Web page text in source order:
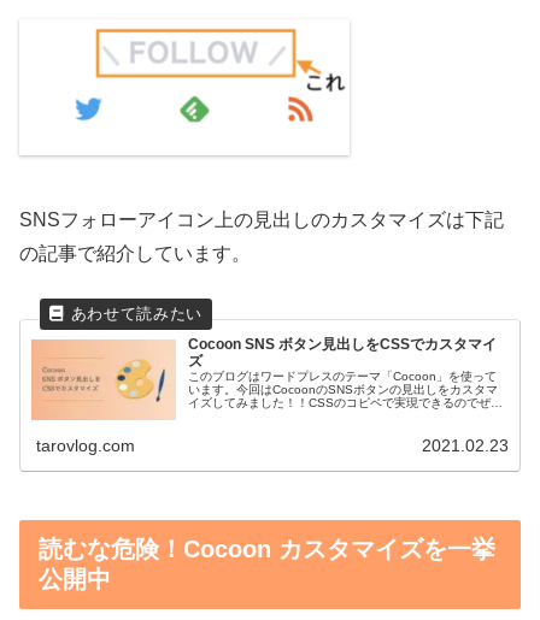
SNSフォローアイコン上の見出しのカスタマイズは下記
の記事で紹介しています。
Cocoon SNS ボタン見出しをCSSでカスタマイ
ズ
このブログはワードプレスのテーマ「Cocoon」を使って
います。今回はCocoonのSNSボタンの見出しをカスタマ
イズしてみました！！CSSのコピペで実現できるのでぜひ
tarovlog.com 2021.02.23
読むな危険！Cocoon カスタマイズを一挙
公開中